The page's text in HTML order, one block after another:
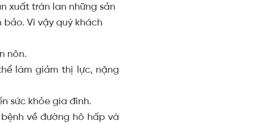
xuất tràn lan những sản
Vì vậy quý khách
nôn.
làm giảm thị lực, nặng
sức khỏe gia đình.
về đường hô hấp và